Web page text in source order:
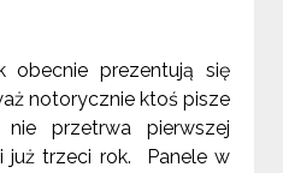
prezentują się
notorycznie ktoś pisze
przetrwa pierwszej
już trzeci rok. Panele w